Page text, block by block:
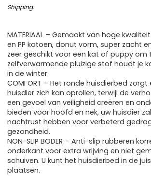
Shipping.
MATERIAAL – Gemaakt van hoge
en PP katoen, donut vorm, super zacht
zeer geschikt voor een kat of puppy om
zelfverwarmende pluizige stof houdt je
in de winter.
COMFORT – Het ronde huisdierbed
huisdier zich kan oprollen, terwijl de
een gevoel van veiligheid creëren en
bieden voor hoofd en nek, uw huisdier
nachtrust hebben voor verbeterd
gezondheid.
NON-SLIP BODER – Anti-slip rubberen
onderkant voor extra wrijving en niet
schuiven. U kunt het huisdierbed in de
plaatsen.